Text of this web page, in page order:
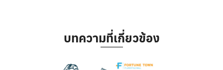
บทความที่เกี่ยวข้อง